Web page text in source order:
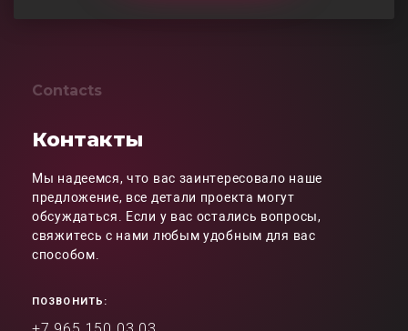
Contacts
Контакты
Мы надеемся, что вас заинтересовало наше
предложение, все детали проекта могут
обсуждаться. Если у вас остались вопросы,
свяжитесь с нами любым удобным для вас
способом.
ПОЗВОНИТЬ: